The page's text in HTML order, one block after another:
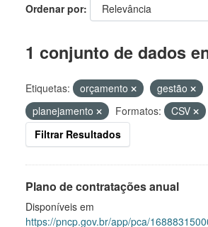
Ordenar por
1 conjunto de dados
Etiquetas: orçamento
gestão
planejamento
Formatos:
CSV
Filtrar Resultados
Plano de contratações anual
Disponíveis em
https://pncp.gov.br/app/pca/